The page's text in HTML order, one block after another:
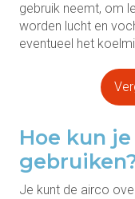
gebruik neemt, om
worden lucht en
eventueel het
Hoe kun
Je kunt de airco